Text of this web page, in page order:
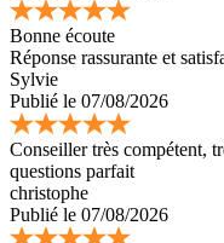
Bonne écoute
Réponse rassurante et
Sylvie
Publié le 07/08/2026
Conseiller très compétent,
questions parfait
christophe
Publié le 07/08/2026